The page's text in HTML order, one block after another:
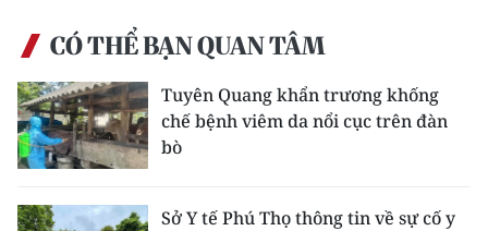
CÓ THỂ BẠN QUAN TÂM
Tuyên Quang khẩn trương khống
chế bệnh viêm da nổi cục trên đàn
bò
Sở Y tế Phú Thọ thông tin về sự cố y